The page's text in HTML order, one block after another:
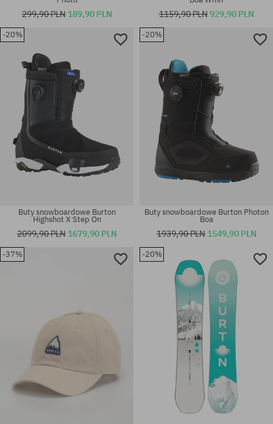
Dostępne rozmiary:
41.5; 45
Dostępne rozmiary:
Dostępne rozmiary:
299,90 PLN 189,90 PLN
Dostępne rozmiary:
40.5; 41
1159,90 PLN929,90 PLN
-20%
Buty snowboardowe Burton
Highshot X Step On
2099,90 PLN 1679,90 PLN
-20%
Buty snowboardowe Burton Photon
Boa
1939,90 PLN 1549,90 PLN
-37% -20%